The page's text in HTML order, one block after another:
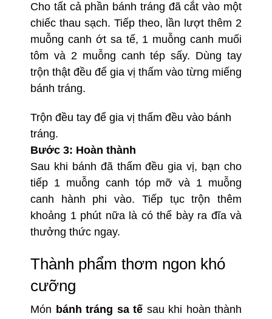
Cho tất cả phần bánh tráng đã cắt vào một
chiếc thau sạch. Tiếp theo, lần lượt thêm 2
muỗng canh ớt sa tế, 1 muỗng canh muối
tôm và 2 muỗng canh tép sấy. Dùng tay
trộn thật đều để gia vị thấm vào từng miếng
bánh tráng.
Trộn đều tay để gia vị thấm đều vào bánh
tráng.
Bước 3: Hoàn thành
Sau khi bánh đã thấm đều gia vị, bạn cho
tiếp 1 muỗng canh tóp mỡ và 1 muỗng
canh hành phi vào. Tiếp tục trộn thêm
khoảng 1 phút nữa là có thể bày ra đĩa và
thưởng thức ngay.
Thành phẩm thơm ngon khó
cưỡng
Món bánh tráng sa tế sau khi hoàn thành